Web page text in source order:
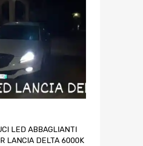
LED ABBAGLIANTI
LANCIA DELTA 6000K